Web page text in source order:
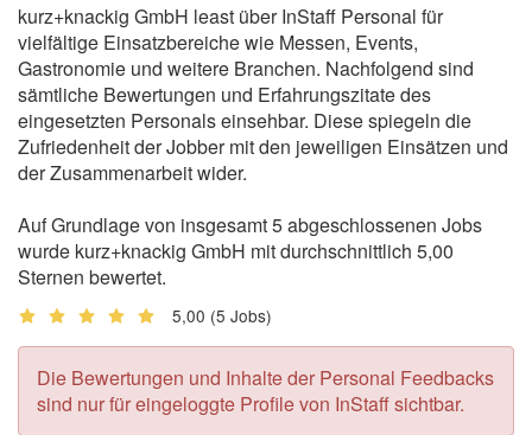
kurz+knackig GmbH least über InStaff Personal für
vielfältige Einsatzbereiche wie Messen, Events,
Gastronomie und weitere Branchen. Nachfolgend sind
sämtliche Bewertungen und Erfahrungszitate des
eingesetzten Personals einsehbar. Diese spiegeln die
Zufriedenheit der Jobber mit den jeweiligen Einsätzen und
der Zusammenarbeit wider.
Auf Grundlage von insgesamt 5 abgeschlossenen Jobs
wurde kurz+knackig GmbH mit durchschnittlich 5,00
Sternen bewertet.
5,00 (5 Jobs)
Die Bewertungen und Inhalte der Personal Feedbacks
sind nur für eingeloggte Profile von InStaff sichtbar.